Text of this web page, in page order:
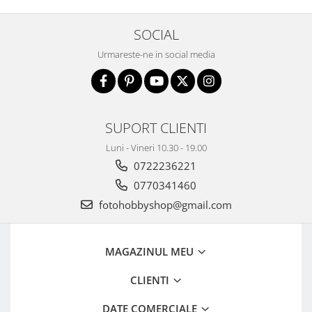
Camere Video Cinematice
Accesorii camere video de actiune
Stabilizatoare (Gimbal) / Steady
Huse Protectie / Ploaie camere
Accesorii diverse pt camere video
SOCIAL
Urmareste-ne in social media
SUPORT CLIENTI
Luni - Vineri 10.30 - 19.00
0722236221
0770341460
fotohobbyshop@gmail.com
MAGAZINUL MEU
CLIENTI
DATE COMERCIALE